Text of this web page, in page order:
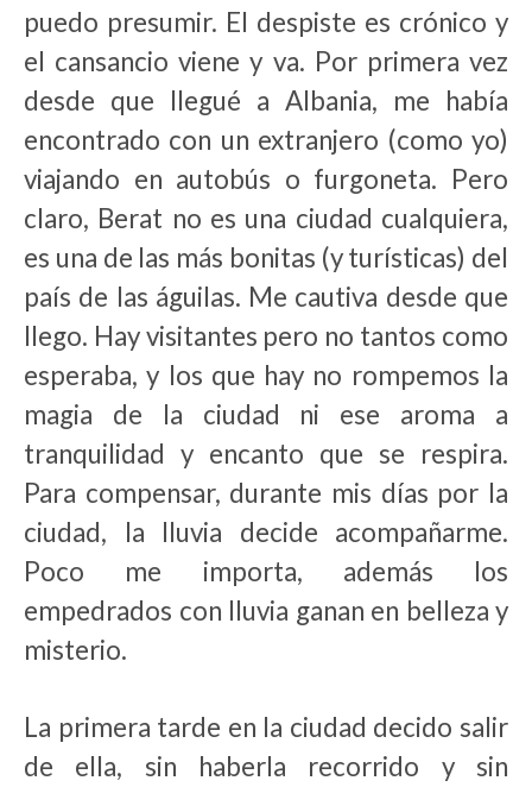
puedo presumir. El despiste es crónico y
el cansancio viene y va. Por primera vez
desde que llegué a Albania, me había
encontrado con un extranjero (como yo)
viajando en autobús o furgoneta. Pero
claro, Berat no es una ciudad cualquiera,
es una de las más bonitas (y turísticas) del
país de las águilas. Me cautiva desde que
llego. Hay visitantes pero no tantos como
esperaba, y los que hay no rompemos la
magia de la ciudad ni ese aroma a
tranquilidad y encanto que se respira.
Para compensar, durante mis días por la
ciudad, la lluvia decide acompañarme.
Poco me importa, además los
empedrados con lluvia ganan en belleza y
misterio.
La primera tarde en la ciudad decido salir
de ella, sin haberla recorrido y sin